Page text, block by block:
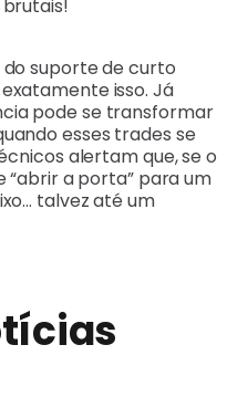
suporte de curto
isso. Já
pode se transformar
esses trades se
alertam que, se o
a porta” para um
talvez até um